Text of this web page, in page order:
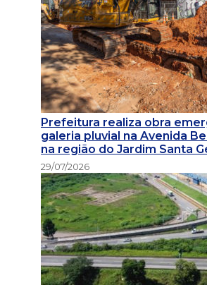
Prefeitura realiza obra
galeria pluvial na Avenida
na região do Jardim Santa
29/07/2026